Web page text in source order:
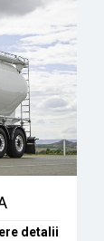
detalii